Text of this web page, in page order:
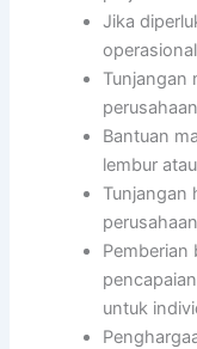
Jika
Tunjangan
Bantuan
lembur
Tunjangan
Pemberian
untuk